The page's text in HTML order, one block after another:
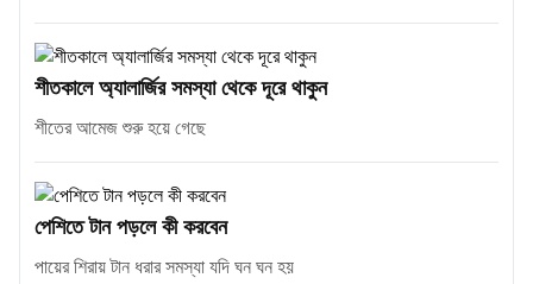
শীতকালে অ্যালার্জির সমস্যা থেকে দূরে থাকুন
শীতের আমেজ শুরু হয়ে গেছে
পেশিতে টান পড়লে কী করবেন
পায়ের শিরায় টান ধরার সমস্যা যদি ঘন ঘন হয়